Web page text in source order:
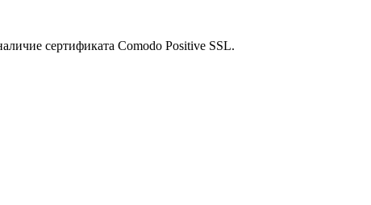
сертификата Comodo Positive SSL.